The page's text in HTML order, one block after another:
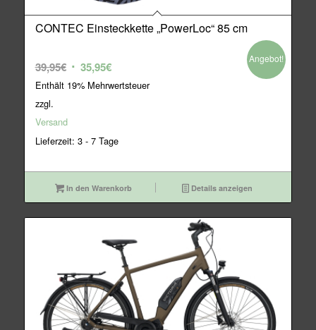
CONTEC Einsteckkette „PowerLoc“ 85 cm
39,95€ Ursprünglicher
Preis
35,95€Aktueller
Preis
Enthält 19% Mehrwertsteuer
zzgl.
Versand
Lieferzeit: 3 - 7 Tage
Angebot!
In den Warenkorb Details anzeigen